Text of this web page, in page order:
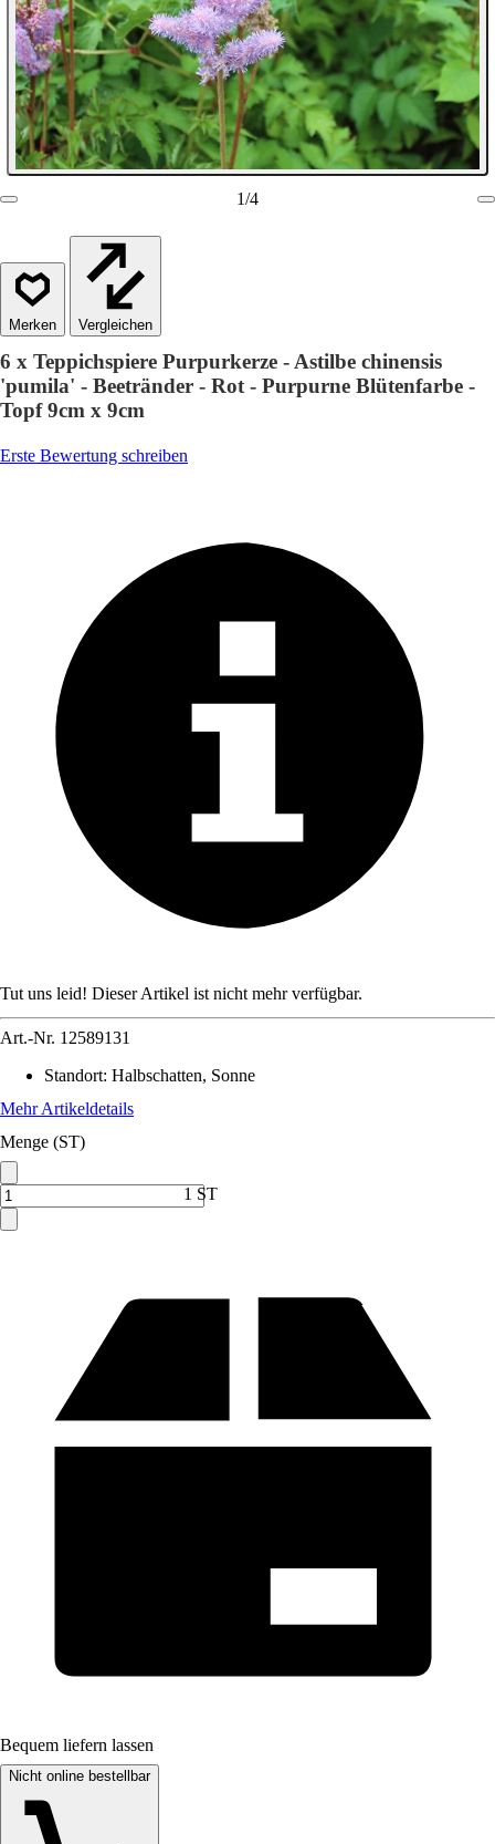
1/4
Vergleichen
6 x Teppichspiere Purpurkerze - Astilbe chinensis
'pumila' - Beetränder - Rot - Purpurne Blütenfarbe -
Topf 9cm x 9cm
Erste Bewertung schreiben
Tut uns leid! Dieser Artikel ist nicht mehr verfügbar.
Art.-Nr. 12589131
Standort: Halbschatten, Sonne
Mehr Artikeldetails
Menge (ST)
1 ST
Bequem liefern lassen
Nicht online bestellbar